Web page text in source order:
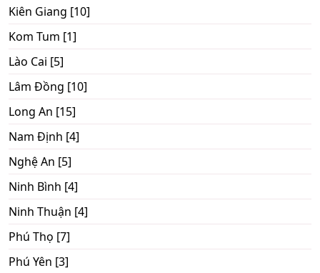
Kiên Giang [10]
Kom Tum [1]
Lào Cai [5]
Lâm Đồng [10]
Long An [15]
Nam Định [4]
Nghệ An [5]
Ninh Bình [4]
Ninh Thuận [4]
Phú Thọ [7]
Phú Yên [3]